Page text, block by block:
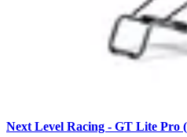
Next Level Racing - GT Lite Pro